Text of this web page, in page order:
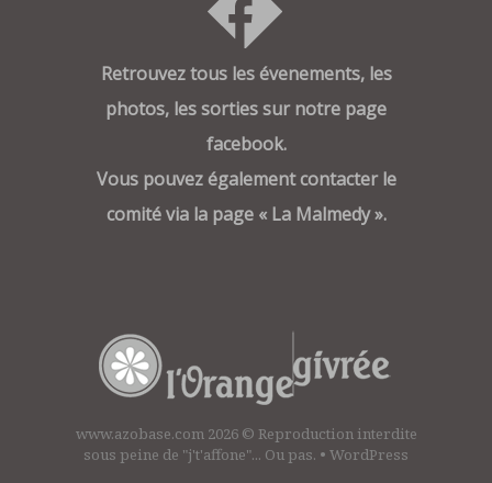
Retrouvez tous les évenements, les
photos, les sorties sur notre page
facebook.
Vous pouvez également contacter le
comité via la page « La Malmedy ».
www.azobase.com 2026© Reproduction interdite
sous peine de "j't'affone"... Ou pas. • WordPress